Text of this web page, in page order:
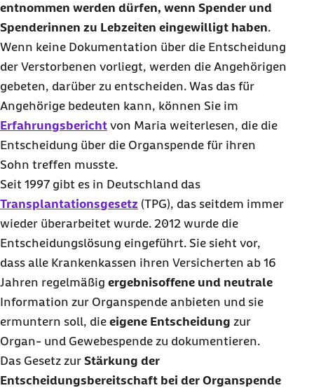
entnommen werden dürfen, wenn Spender und
Spenderinnen zu Lebzeiten eingewilligt haben.
Wenn keine Dokumentation über die Entscheidung
der Verstorbenen vorliegt, werden die Angehörigen
gebeten, darüber zu entscheiden. Was das für
Angehörige bedeuten kann, können Sie im
Erfahrungsbericht von Maria weiterlesen, die die
Entscheidung über die Organspende für ihren
Sohn treffen musste.
Seit 1997 gibt es in Deutschland das
Transplantationsgesetz (TPG), das seitdem immer
wieder überarbeitet wurde. 2012 wurde die
Entscheidungslösung eingeführt. Sie sieht vor,
dass alle Krankenkassen ihren Versicherten ab 16
Jahren regelmäßig ergebnisoffene und neutrale
Information zur Organspende anbieten und sie
ermuntern soll, die eigene Entscheidung zur
Organ- und Gewebespende zu dokumentieren.
Das Gesetz zur Stärkung der
Entscheidungsbereitschaft bei der Organspende